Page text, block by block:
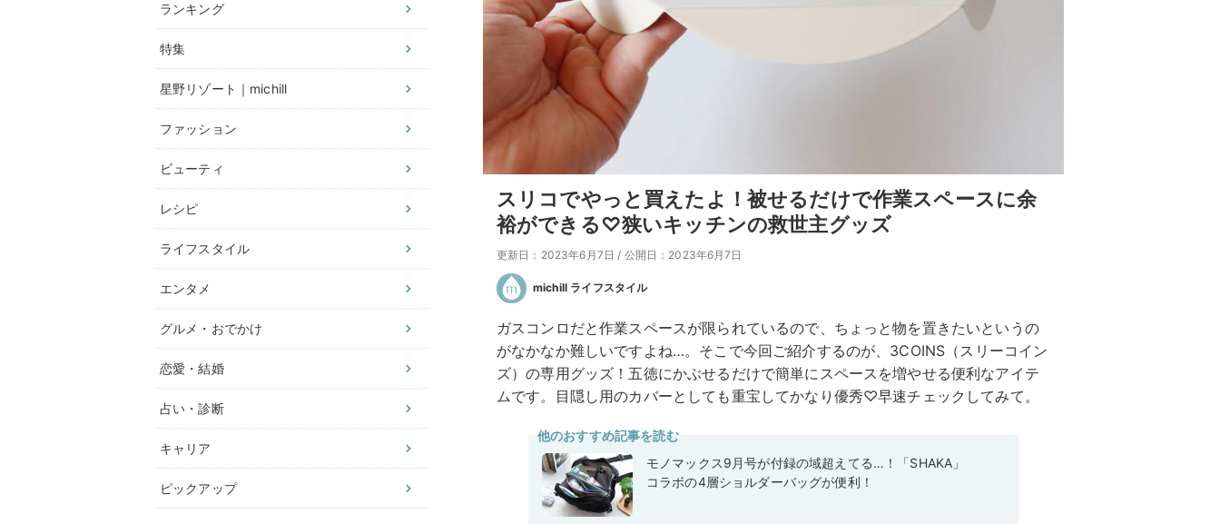
ランキング
特集
星野リゾート｜michill
ファッション
ビューティ
レシピ
ライフスタイル
エンタメ
グルメ・おでかけ
恋愛・結婚
占い・診断
キャリア
ピックアップ
スリコでやっと買えたよ！被せるだけで作業スペースに余
裕ができる♡狭いキッチンの救世主グッズ
更新日：2023年6月7日 / 公開日：2023年6月7日
michill ライフスタイル
ガスコンロだと作業スペースが限られているので、ちょっと物を置きたいというの
がなかなか難しいですよね…。そこで今回ご紹介するのが、3COINS（スリーコイン
ズ）の専用グッズ！五徳にかぶせるだけで簡単にスペースを増やせる便利なアイテ
ムです。目隠し用のカバーとしても重宝してかなり優秀♡早速チェックしてみて。
他のおすすめ記事を読む
モノマックス9月号が付録の域超えてる…！「SHAKA」
コラボの4層ショルダーバッグが便利！